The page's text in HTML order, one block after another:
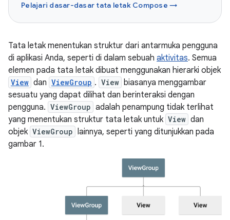
Pelajari dasar-dasar tata letak Compose →
Tata letak menentukan struktur dari antarmuka pengguna
di aplikasi Anda, seperti di dalam sebuah aktivitas. Semua
elemen pada tata letak dibuat menggunakan hierarki objek
View dan ViewGroup . View biasanya menggambar
sesuatu yang dapat dilihat dan berinteraksi dengan
pengguna. ViewGroup adalah penampung tidak terlihat
yang menentukan struktur tata letak untuk View dan
objek ViewGroup lainnya, seperti yang ditunjukkan pada
gambar 1.